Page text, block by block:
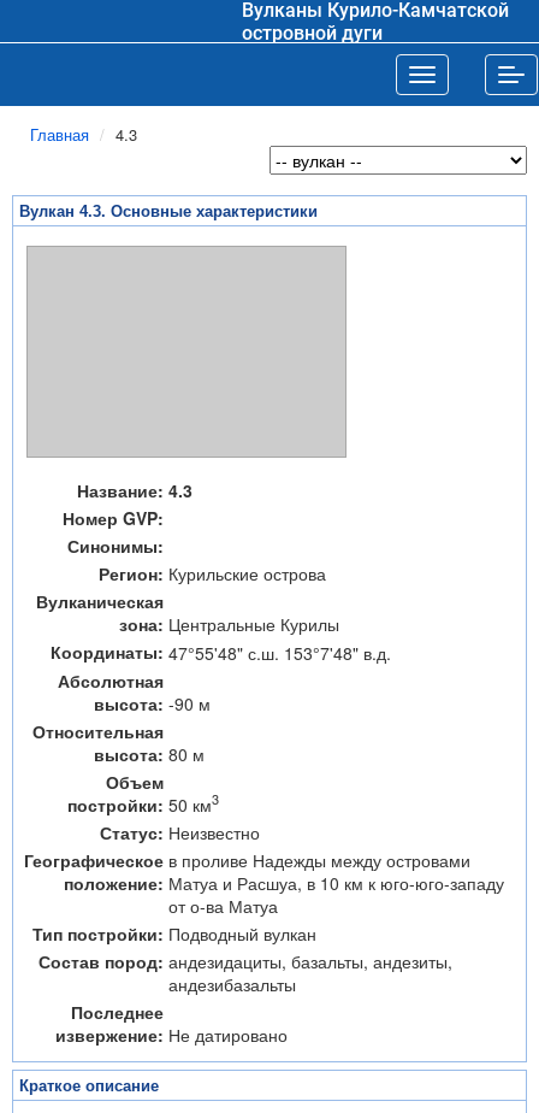
Вулканы Курило-Камчатской
островной дуги
Toggle
Главная 4.3
Вулкан 4.3. Основные характеристики
Название: 4.3
Номер GVP:
Синонимы:
Регион: Курильские острова
Вулканическая
зона: Центральные Курилы
Координаты: 47°55'48" с.ш. 153°7'48" в.д.
Абсолютная
высота: -90 м
Относительная
высота: 80 м
Объем
постройки: 50 км3
Статус: Неизвестно
Географическое
положение:
в проливе Надежды между островами
Матуа и Расшуа, в 10 км к юго-юго-западу
от о-ва Матуа
Тип постройки: Подводный вулкан
Состав пород: андезидациты, базальты, андезиты,
андезибазальты
Последнее
извержение: Не датировано
Краткое описание